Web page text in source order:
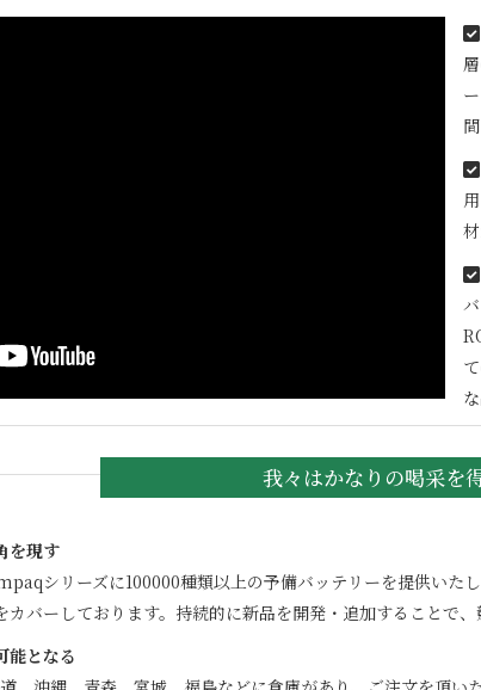
我々はかなりの喝采を
を現す
シリーズに100000種類以上の予備バッテリーを提供いた
バーしております。持続的に新品を開発・追加することで
能となる